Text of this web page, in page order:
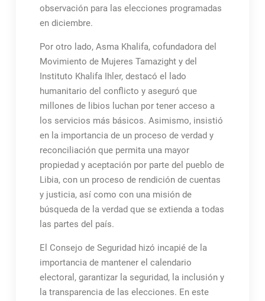
observación para las elecciones programadas
en diciembre.
Por otro lado, Asma Khalifa, cofundadora del
Movimiento de Mujeres Tamazight y del
Instituto Khalifa Ihler, destacó el lado
humanitario del conflicto y aseguró que
millones de libios luchan por tener acceso a
los servicios más básicos. Asimismo, insistió
en la importancia de un proceso de verdad y
reconciliación que permita una mayor
propiedad y aceptación por parte del pueblo de
Libia, con un proceso de rendición de cuentas
y justicia, así como con una misión de
búsqueda de la verdad que se extienda a todas
las partes del país.
El Consejo de Seguridad hizó incapié de la
importancia de mantener el calendario
electoral, garantizar la seguridad, la inclusión y
la transparencia de las elecciones. En este